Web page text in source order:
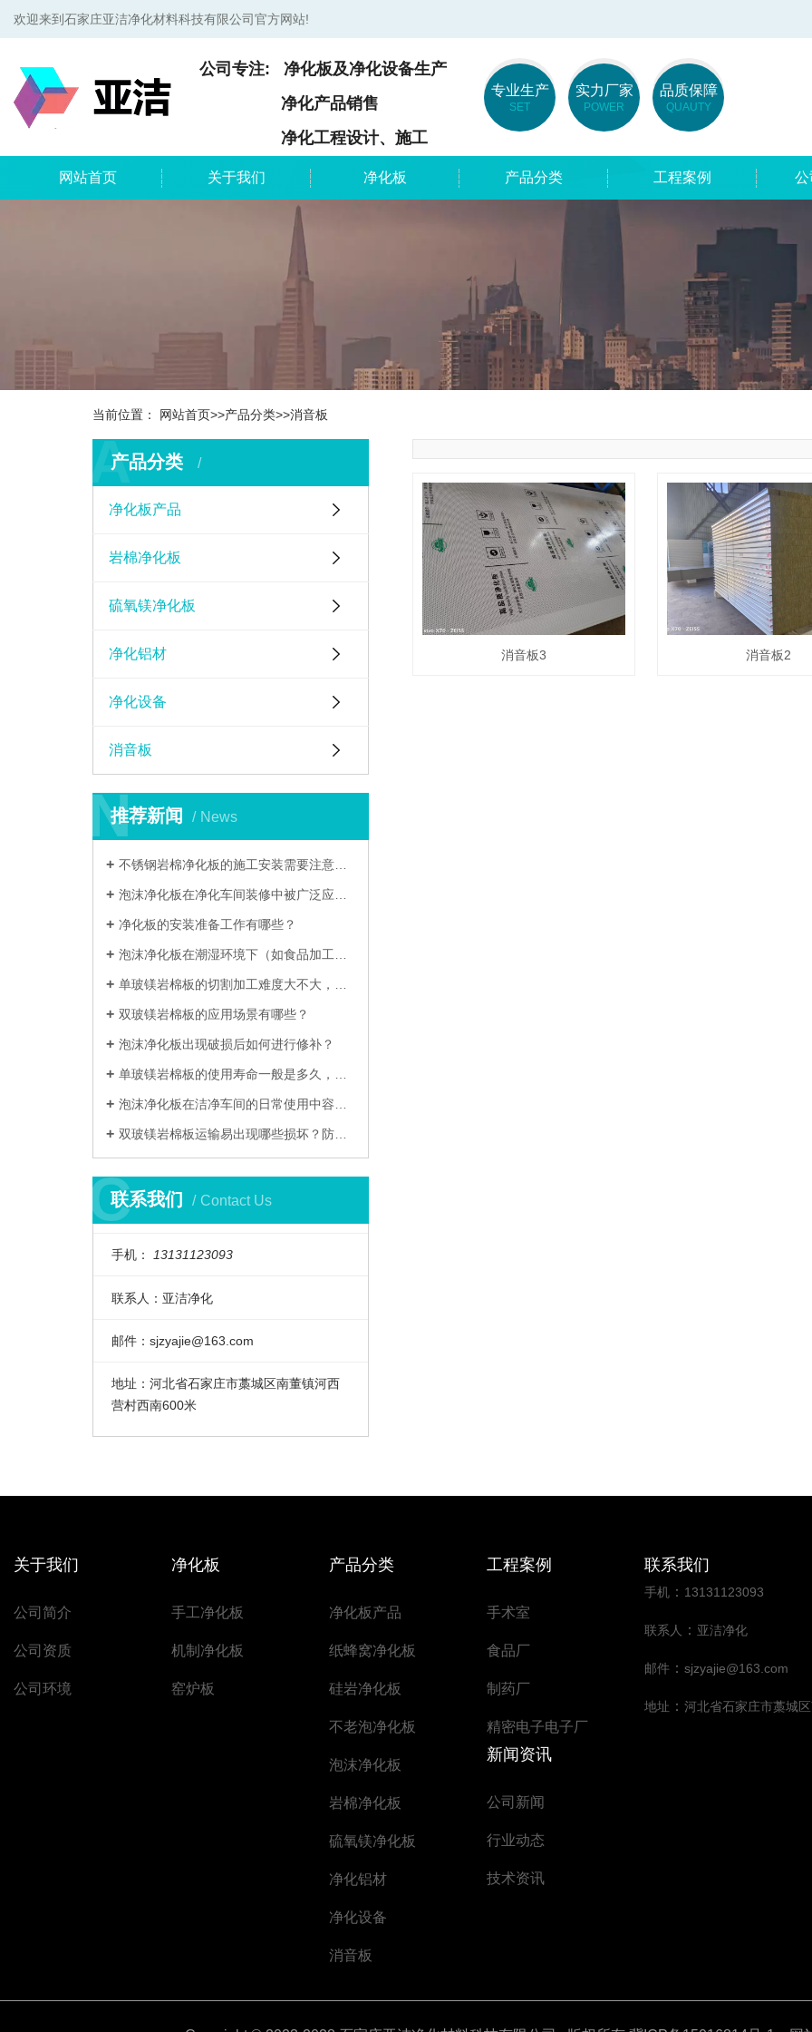
欢迎来到石家庄亚洁净化材料科技有限公司官方网站!
公司专注: 净化板及净化设备生产
净化产品销售
净化工程设计、施工
专业生产
SET
实力厂家
POWER
品质保障
QUAUTY
网站首页 关于我们 净化板 产品分类 工程案例 公
当前位置： 网站首页>>产品分类>>消音板
产品分类
A
净化板产品
岩棉净化板
硫氧镁净化板
净化铝材
净化设备
消音板
推荐新闻 News
N
N
不锈钢岩棉净化板的施工安装需要注意哪些细节？
泡沫净化板在净化车间装修中被广泛应用的核心优势是什么？​
净化板的安装准备工作有哪些？​
泡沫净化板在潮湿环境下（如食品加工净化车间）使用，如何防止出现霉变现象？​
单玻镁岩棉板的切割加工难度大不大，有哪些注意事项？​
双玻镁岩棉板的应用场景有哪些？
泡沫净化板出现破损后如何进行修补？​
单玻镁岩棉板的使用寿命一般是多久，怎样延长其使用年限？​
泡沫净化板在洁净车间的日常使用中容易出现哪些问题？​
双玻镁岩棉板运输易出现哪些损坏？防护措施？
联系我们 Contact Us
C
C
手机： 13131123093
联系人： 亚洁净化
邮件： sjzyajie@163.com
地址： 河北省石家庄市藁城区南董镇河西
营村西南600米
消音板3 消音板2
关于我们
公司简介
公司资质
公司环境
净化板
手工净化板
机制净化板
窑炉板
产品分类
净化板产品
纸蜂窝净化板
硅岩净化板
不老泡净化板
泡沫净化板
岩棉净化板
硫氧镁净化板
净化铝材
净化设备
消音板
工程案例
手术室
食品厂
制药厂
精密电子电子厂
新闻资讯
公司新闻
行业动态
技术资讯
联系我们
手机 ： 13131123093
联系人 ： 亚洁净化
邮件 ：sjzyajie@163.com
地址 ：河北省石家庄市藁城